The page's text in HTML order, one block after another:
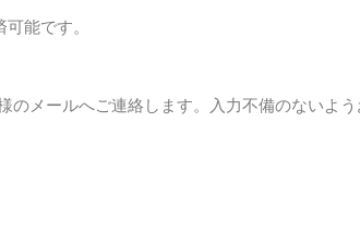
能です。
メールへご連絡します。入力不備のないよう